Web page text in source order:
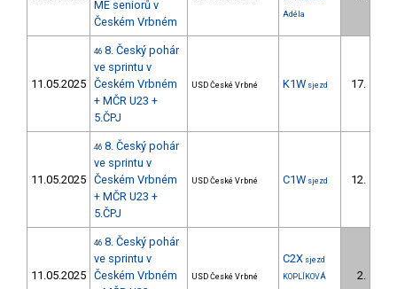
ME seniorů v
Českém Vrbném
Adéla
11.05.2025
46 8. Český pohár
ve sprintu v
Českém Vrbném
+ MČR U23 +
5.ČPJ
USD České Vrbné K1W sjezd 17.
11.05.2025
46 8. Český pohár
ve sprintu v
Českém Vrbném
+ MČR U23 +
5.ČPJ
USD České Vrbné C1W sjezd 12.
11.05.2025
46 8. Český pohár
ve sprintu v
Českém Vrbném
USD České Vrbné
C2X sjezd
KOPLÍKOVÁ
2.